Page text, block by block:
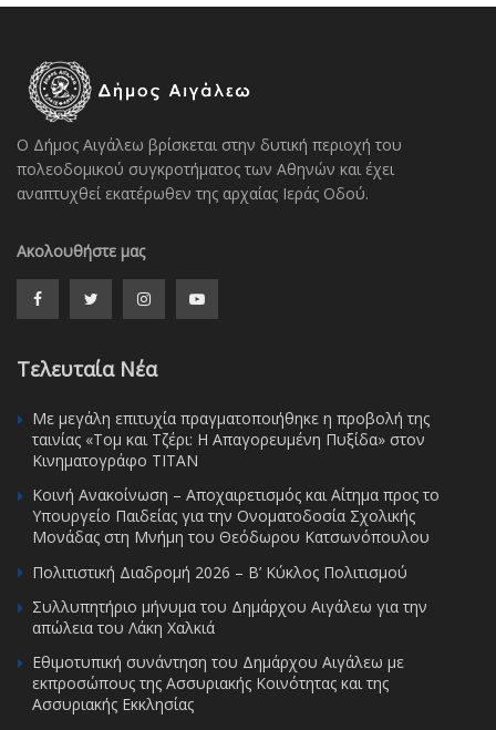
Ο Δήμος Αιγάλεω βρίσκεται στην δυτική περιοχή του
πολεοδομικού συγκροτήματος των Αθηνών και έχει
αναπτυχθεί εκατέρωθεν της αρχαίας Ιεράς Οδού.
Ακολουθήστε μας
Τελευταία Νέα
Με μεγάλη επιτυχία πραγματοποιήθηκε η προβολή της
ταινίας «Τομ και Τζέρι: Η Απαγορευμένη Πυξίδα» στον
Κινηματογράφο ΤΙΤΑΝ
Κοινή Ανακοίνωση – Αποχαιρετισμός και Αίτημα προς το
Υπουργείο Παιδείας για την Ονοματοδοσία Σχολικής
Μονάδας στη Μνήμη του Θεόδωρου Κατσωνόπουλου
Πολιτιστική Διαδρομή 2026 – Β’ Κύκλος Πολιτισμού
Συλλυπητήριο μήνυμα του Δημάρχου Αιγάλεω για την
απώλεια του Λάκη Χαλκιά
Εθιμοτυπική συνάντηση του Δημάρχου Αιγάλεω με
εκπροσώπους της Ασσυριακής Κοινότητας και της
Ασσυριακής Εκκλησίας